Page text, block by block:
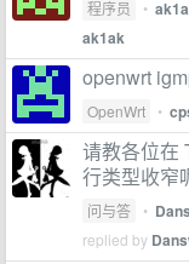
程序员 •
ak1ak
openwrt
OpenWrt •
请教各位在
行类型收窄
问与答 •
replied by